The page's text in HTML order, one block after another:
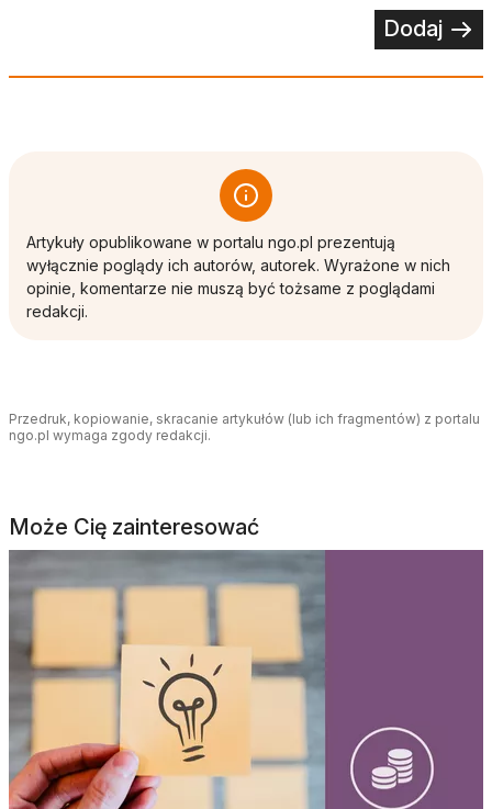
Dodaj
Artykuły opublikowane w portalu ngo.pl prezentują
wyłącznie poglądy ich autorów, autorek. Wyrażone w nich
opinie, komentarze nie muszą być tożsame z poglądami
redakcji.
Przedruk, kopiowanie, skracanie artykułów (lub ich fragmentów) z portalu
ngo.pl wymaga zgody redakcji.
Może Cię zainteresować